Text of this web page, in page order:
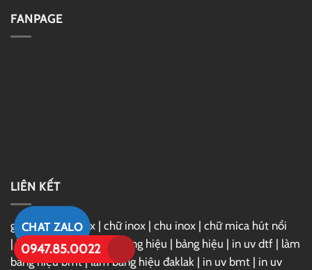
CHAT ZALO
0947.85.0022
FANPAGE
LIÊN KẾT
gia công chữ inox | chữ inox | chu inox | chữ mica hút nổi
|in uv|in uv dtf|làm bảng hiệu | bảng hiệu | in uv dtf | làm
bảng hiệu bmt|làm bảng hiệu đaklak | in uv bmt | in uv